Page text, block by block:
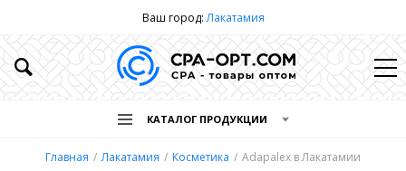
Ваш город:Лакатамия
КАТАЛОГ ПРОДУКЦИИ
Главная Лакатамия Косметика Adapalex в Лакатамии